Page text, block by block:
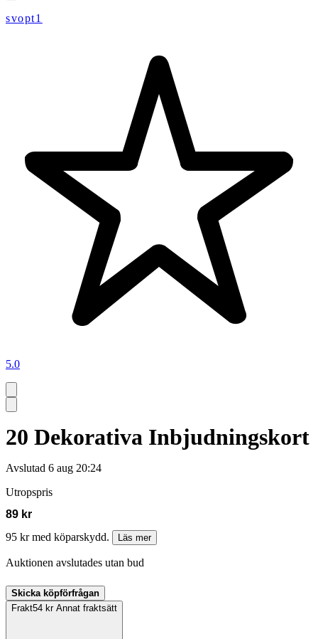
svopt1
5.0
20 Dekorativa Inbjudningskort
Avslutad 6 aug 20:24
Utropspris
89 kr
95 kr med köparskydd.
Läs mer
Auktionen avslutades utan bud
Skicka köpförfrågan
Frakt54 kr Annat fraktsätt